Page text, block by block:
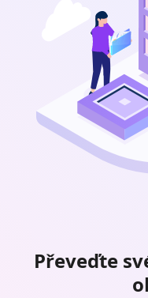
Převeďte